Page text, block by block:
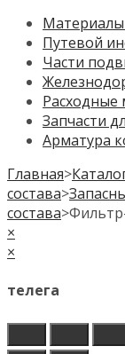
Путевой
Части
Расходные
Запчасти
Арматура
Главная>
состава>
состава>
×
×
телега